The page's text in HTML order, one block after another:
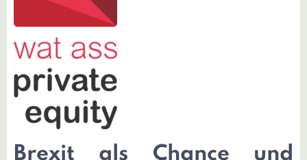
Brexit als Chance und